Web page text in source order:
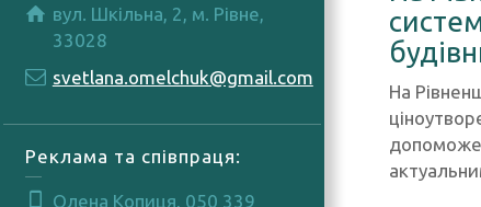
вул. Шкільна, 2, м. Рівне,
33028
svetlana.omelchuk@gmail.com
Реклама та співпраця:
Олена Копиця, 050 339
На
допоможе